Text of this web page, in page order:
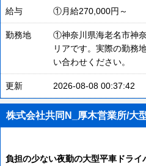
給与 ①月給270,000円～
勤務地
①神奈川県海老名市神
リアです。実際の勤務
い合わせください。
更新 2026-08-08 00:37:42
株式会社共同N_厚木営業所/大
負担の少ない夜勤の大型平車ドラ